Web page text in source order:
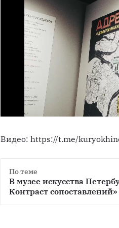
Видео: https://t.me/
По теме
В музее искусства
Контраст сопоставлений»